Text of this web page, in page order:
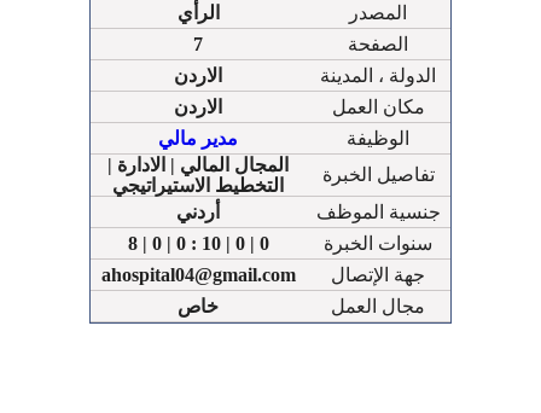
الرأي
المصدر
7
الصفحة
الاردن
الدولة ، المدينة
الاردن
مكان العمل
مدير مالي
الوظيفة
المجال المالي | الادارة |
التخطيط الاستيراتيجي
تفاصيل الخبرة
أردني
جنسية الموظف
8 | 0 | 0 : 10 | 0 | 0
سنوات الخبرة
ahospital04@gmail.com
جهة الإتصال
خاص
مجال العمل